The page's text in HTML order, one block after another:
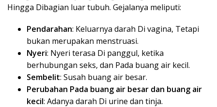
Hingga Dibagian luar tubuh. Gejalanya meliputi:
Pendarahan: Keluarnya darah Di vagina, Tetapi
bukan merupakan menstruasi.
Nyeri: Nyeri terasa Di panggul, ketika
berhubungan seks, dan Pada buang air kecil.
Sembelit: Susah buang air besar.
Perubahan Pada buang air besar dan buang air
kecil: Adanya darah Di urine dan tinja.